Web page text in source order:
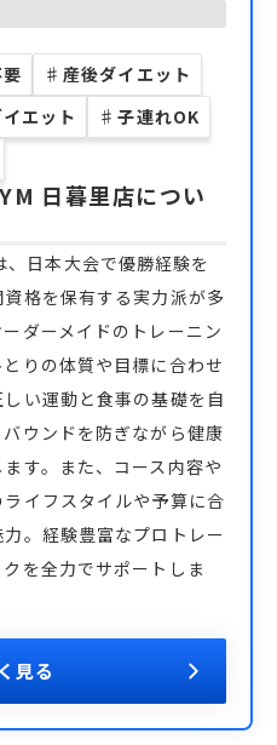
♯ 産後ダイエット
エット ♯ 子連れOK
日暮里店につい
日本大会で優勝経験を
格を保有する実力派が多
ダーメイドのトレーニン
りの体質や目標に合わせ
い運動と食事の基礎を自
ウンドを防ぎながら健康
す。また、コース内容や
イフスタイルや予算に合
。経験豊富なプロトレー
を全力でサポートしま
見る